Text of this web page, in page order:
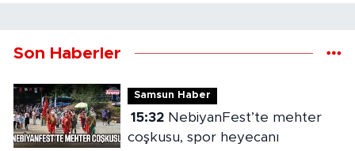
Son Haberler
Samsun Haber
15:32NebiyanFest’te mehter
coşkusu, spor heyecanı